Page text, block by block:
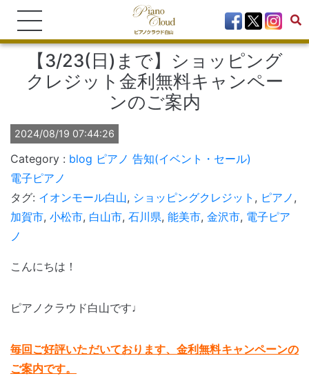
【3/23(日)まで】ショッピング
クレジット金利無料キャンペー
ンのご案内
2024/08/19 07:44:26
blog ピアノ 告知(イベント・セール)
電子ピアノ
タグ: イオンモール白山, ショッピングクレジット , ピアノ ,
加賀市, 小松市, 白山市, 石川県, 能美市, 金沢市, 電子ピア
ノ
こんにちは！
ピアノクラウド白山です♩
毎回ご好評いただいております、金利無料キャンペーンの
ご案内です。